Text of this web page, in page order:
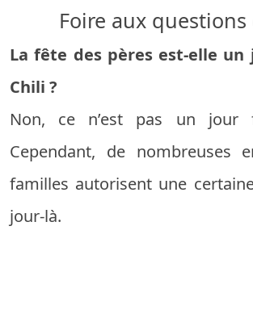
Foire aux questions
La fête des pères est-elle
Chili ?
Non, ce n’est pas un jour
Cependant, de nombreuses
familles autorisent une
jour-là.